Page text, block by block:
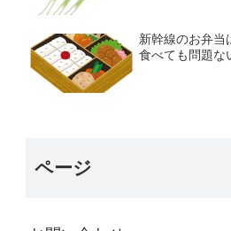
新幹線のお弁当
食べても問題な
ページ